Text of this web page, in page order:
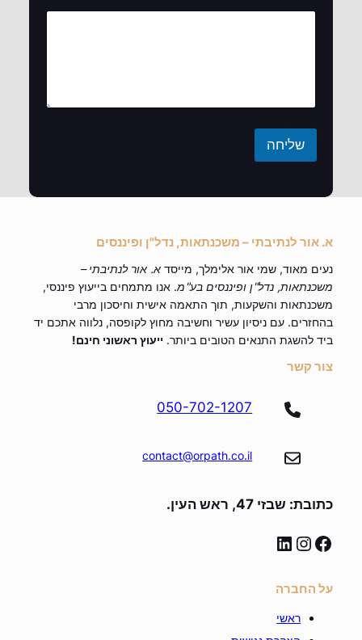
שליחה
א. אור לנתיבתי – משכנתאות, נדל"ן ופיננסים
נעים מאוד, שמי אור אלימלך, מייסד א. אור לנתיבתי –
משכנתאות, נדל"ן ופיננסים בע"מ. אנו מתמחים בייעוץ פיננסי,
משכנתאות והשקעות, תוך התאמה אישית וחיסכון מרבי
בהחזרים. עם ניסיון עשיר וחשיבה מחוץ לקופסה, נלווה אתכם יד
ביד להשגת התנאים הטובים ביותר. ייעוץ ראשוני חינם!
צור קשר
050-702-1207
contact@orpath.co.il
כתובת: שבזי 47, ראש העין.
facebook
instagram
linkedin
על החברה
ראשי